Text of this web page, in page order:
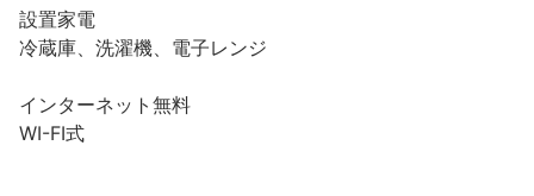
設置家電
冷蔵庫、洗濯機、電子レンジ
インターネット無料
WI-FI式